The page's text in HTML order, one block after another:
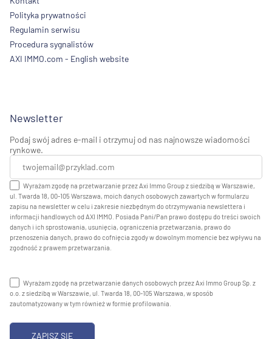
Polityka prywatności
Regulamin serwisu
Procedura sygnalistów
AXI IMMO.com - English website
Newsletter
Podaj swój adres e-mail i otrzymuj od nas najnowsze wiadomości
rynkowe.
Wyrażam zgodę na przetwarzanie przez Axi Immo Group z siedzibą w Warszawie,
ul. Twarda 18, 00-105 Warszawa, moich danych osobowych zawartych w formularzu
zapisu na newsletter w celu i zakresie niezbędnym do otrzymywania newslettera i
informacji handlowych od AXI IMMO. Posiada Pani/Pan prawo dostępu do treści swoich
danych i ich sprostowania, usunięcia, ograniczenia przetwarzania, prawo do
przenoszenia danych, prawo do cofnięcia zgody w dowolnym momencie bez wpływu na
zgodność z prawem przetwarzania.
Wyrażam zgodę na przetwarzanie danych osobowych przez Axi Immo Group Sp. z
o.o. z siedzibą w Warszawie, ul. Twarda 18, 00-105 Warszawa, w sposób
zautomatyzowany w tym również w formie profilowania.